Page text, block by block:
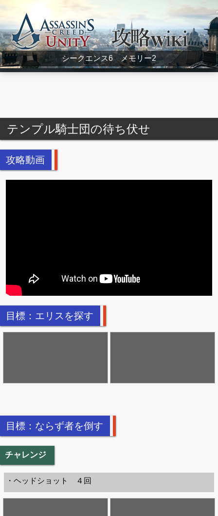
Assassin's Creed Unity Wiki
シークエンス6 メモリー2
テンプル騎士団の待ち伏せ
攻略動画
目標：エリスを探す
目標：ならず者を倒す
チャレンジ
・ヘッドショット ４回